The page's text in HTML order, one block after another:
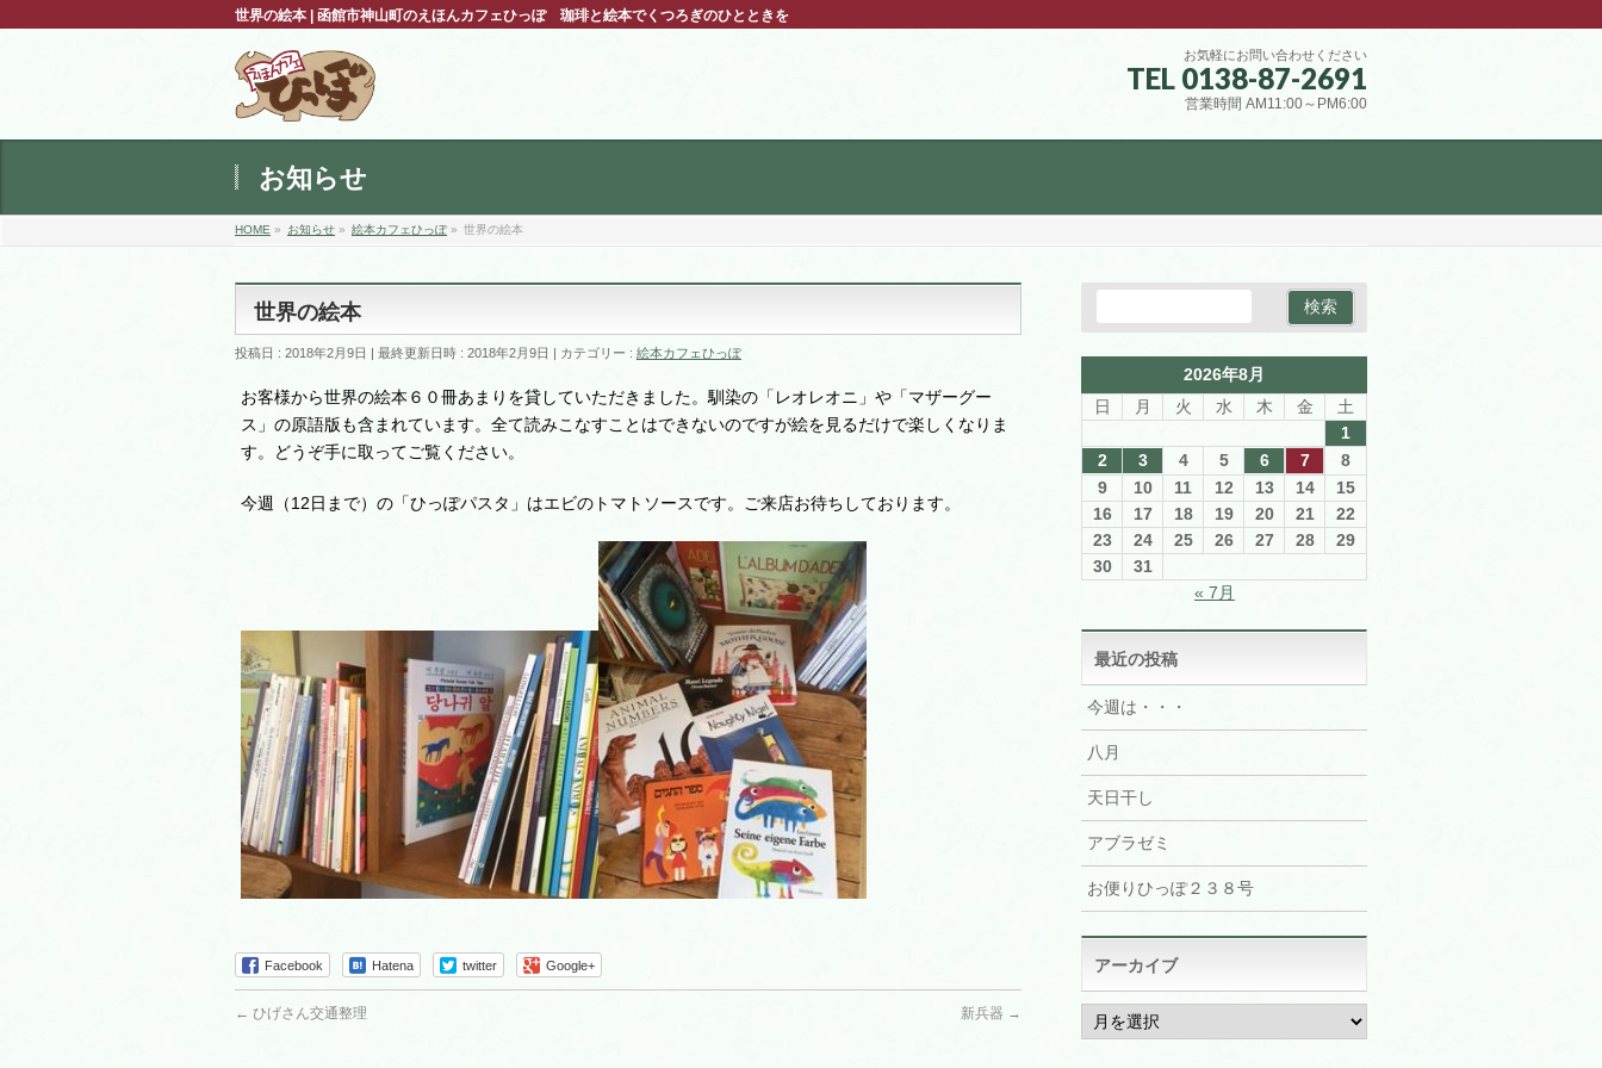
世界の絵本 | 函館市神山町のえほんカフェひっぽ 珈琲と絵本でくつろぎのひとときを
お気軽にお問い合わせください
TEL 0138-87-2691
営業時間 AM11:00～PM6:00
お知らせ
HOME » お知らせ » 絵本カフェひっぽ» 世界の絵本
世界の絵本
投稿日 : 2018年2月9日 最終更新日時 : 2018年2月9日 カテゴリー : 絵本カフェひっぽ
お客様から世界の絵本６０冊あまりを貸していただきました。馴染の「レオレオニ」や「マザーグー
ス」の原語版も含まれています。全て読みこなすことはできないのですが絵を見るだけで楽しくなりま
す。どうぞ手に取ってご覧ください。
今週（12日まで）の「ひっぽパスタ」はエビのトマトソースです。ご来店お待ちしております。
Facebook Hatena twitter Google+
← ひげさん交通整理 新兵器 →
2026年8月
日
月 火 水 木 金
土
1
2
3 4 5 6 7
8
9
10 11 12 13 14
15
16
17 18 19 20 21
22
23
24 25 26 27 28
29
30
31
« 7月
最近の投稿
今週は・・・
八月
天日干し
アブラゼミ
お便りひっぽ２３８号
アーカイブ
ア
ー